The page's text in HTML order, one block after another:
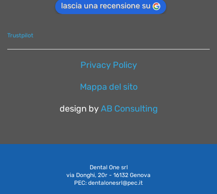
lascia una recensione su
Trustpilot
Privacy Policy
Mappa del sito
design by AB Consulting
Dental One srl
via Donghi, 20r - 16132 Genova
PEC: dentalonesrl@pec.it